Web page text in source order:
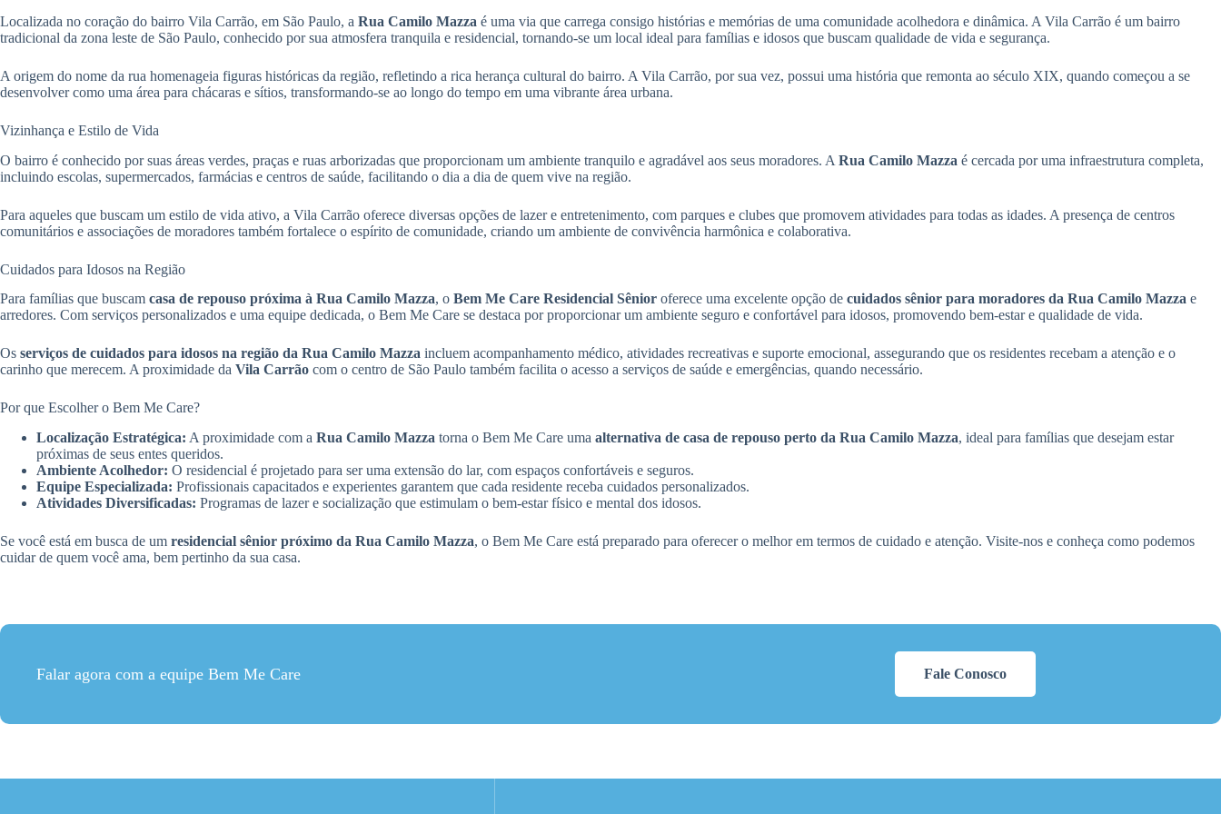
Localizada no coração do bairro Vila Carrão, em São Paulo, a Rua Camilo Mazza é uma via que carrega consigo histórias e memórias de uma comunidade acolhedora e dinâmica. A Vila Carrão é um bairro
tradicional da zona leste de São Paulo, conhecido por sua atmosfera tranquila e residencial, tornando-se um local ideal para famílias e idosos que buscam qualidade de vida e segurança.
A origem do nome da rua homenageia figuras históricas da região, refletindo a rica herança cultural do bairro. A Vila Carrão, por sua vez, possui uma história que remonta ao século XIX, quando começou a se
desenvolver como uma área para chácaras e sítios, transformando-se ao longo do tempo em uma vibrante área urbana.
Vizinhança e Estilo de Vida
O bairro é conhecido por suas áreas verdes, praças e ruas arborizadas que proporcionam um ambiente tranquilo e agradável aos seus moradores. A Rua Camilo Mazza é cercada por uma infraestrutura completa,
incluindo escolas, supermercados, farmácias e centros de saúde, facilitando o dia a dia de quem vive na região.
Para aqueles que buscam um estilo de vida ativo, a Vila Carrão oferece diversas opções de lazer e entretenimento, com parques e clubes que promovem atividades para todas as idades. A presença de centros
comunitários e associações de moradores também fortalece o espírito de comunidade, criando um ambiente de convivência harmônica e colaborativa.
Cuidados para Idosos na Região
Para famílias que buscam casa de repouso próxima à Rua Camilo Mazza, o Bem Me Care Residencial Sênior oferece uma excelente opção de cuidados sênior para moradores da Rua Camilo Mazza e
arredores. Com serviços personalizados e uma equipe dedicada, o Bem Me Care se destaca por proporcionar um ambiente seguro e confortável para idosos, promovendo bem-estar e qualidade de vida.
Os serviços de cuidados para idosos na região da Rua Camilo Mazza incluem acompanhamento médico, atividades recreativas e suporte emocional, assegurando que os residentes recebam a atenção e o
carinho que merecem. A proximidade da Vila Carrão com o centro de São Paulo também facilita o acesso a serviços de saúde e emergências, quando necessário.
Por que Escolher o Bem Me Care?
Localização Estratégica: A proximidade com a Rua Camilo Mazza torna o Bem Me Care uma alternativa de casa de repouso perto da Rua Camilo Mazza, ideal para famílias que desejam estar
próximas de seus entes queridos.
Ambiente Acolhedor: O residencial é projetado para ser uma extensão do lar, com espaços confortáveis e seguros.
Equipe Especializada: Profissionais capacitados e experientes garantem que cada residente receba cuidados personalizados.
Atividades Diversificadas: Programas de lazer e socialização que estimulam o bem-estar físico e mental dos idosos.
Se você está em busca de um residencial sênior próximo da Rua Camilo Mazza, o Bem Me Care está preparado para oferecer o melhor em termos de cuidado e atenção. Visite-nos e conheça como podemos
cuidar de quem você ama, bem pertinho da sua casa.
Falar agora com a equipe Bem Me Care Fale Conosco